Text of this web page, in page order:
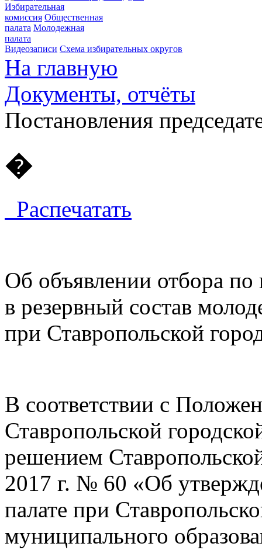
Избирательная
комиссия Общественная
палата Молодежная
палата
Видеозаписи Схема избирательных округов
На главную
Документы, отчёты
Постановления
�
Распечатать
Об объявлении отбора
в резервный состав
при Ставропольской
В соответствии с
Ставропольской
решением
2017 г. № 60 «Об
палате при
муниципального